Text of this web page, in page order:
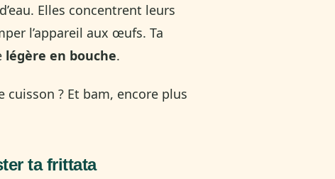
Elles concentrent leurs
l’appareil aux œufs. Ta
légère en bouche.
? Et bam, encore plus
ta frittata